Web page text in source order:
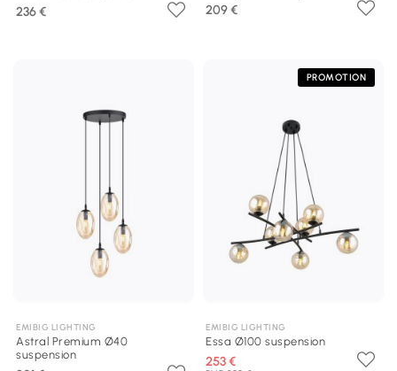
236 € 209 €
EMIBIG LIGHTING
Astral Premium Ø40
suspension
PROMOTION
EMIBIG LIGHTING
Essa Ø100 suspension
253 €